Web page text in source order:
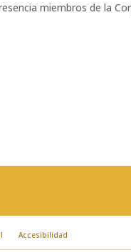
miembros de la
Accesibilidad